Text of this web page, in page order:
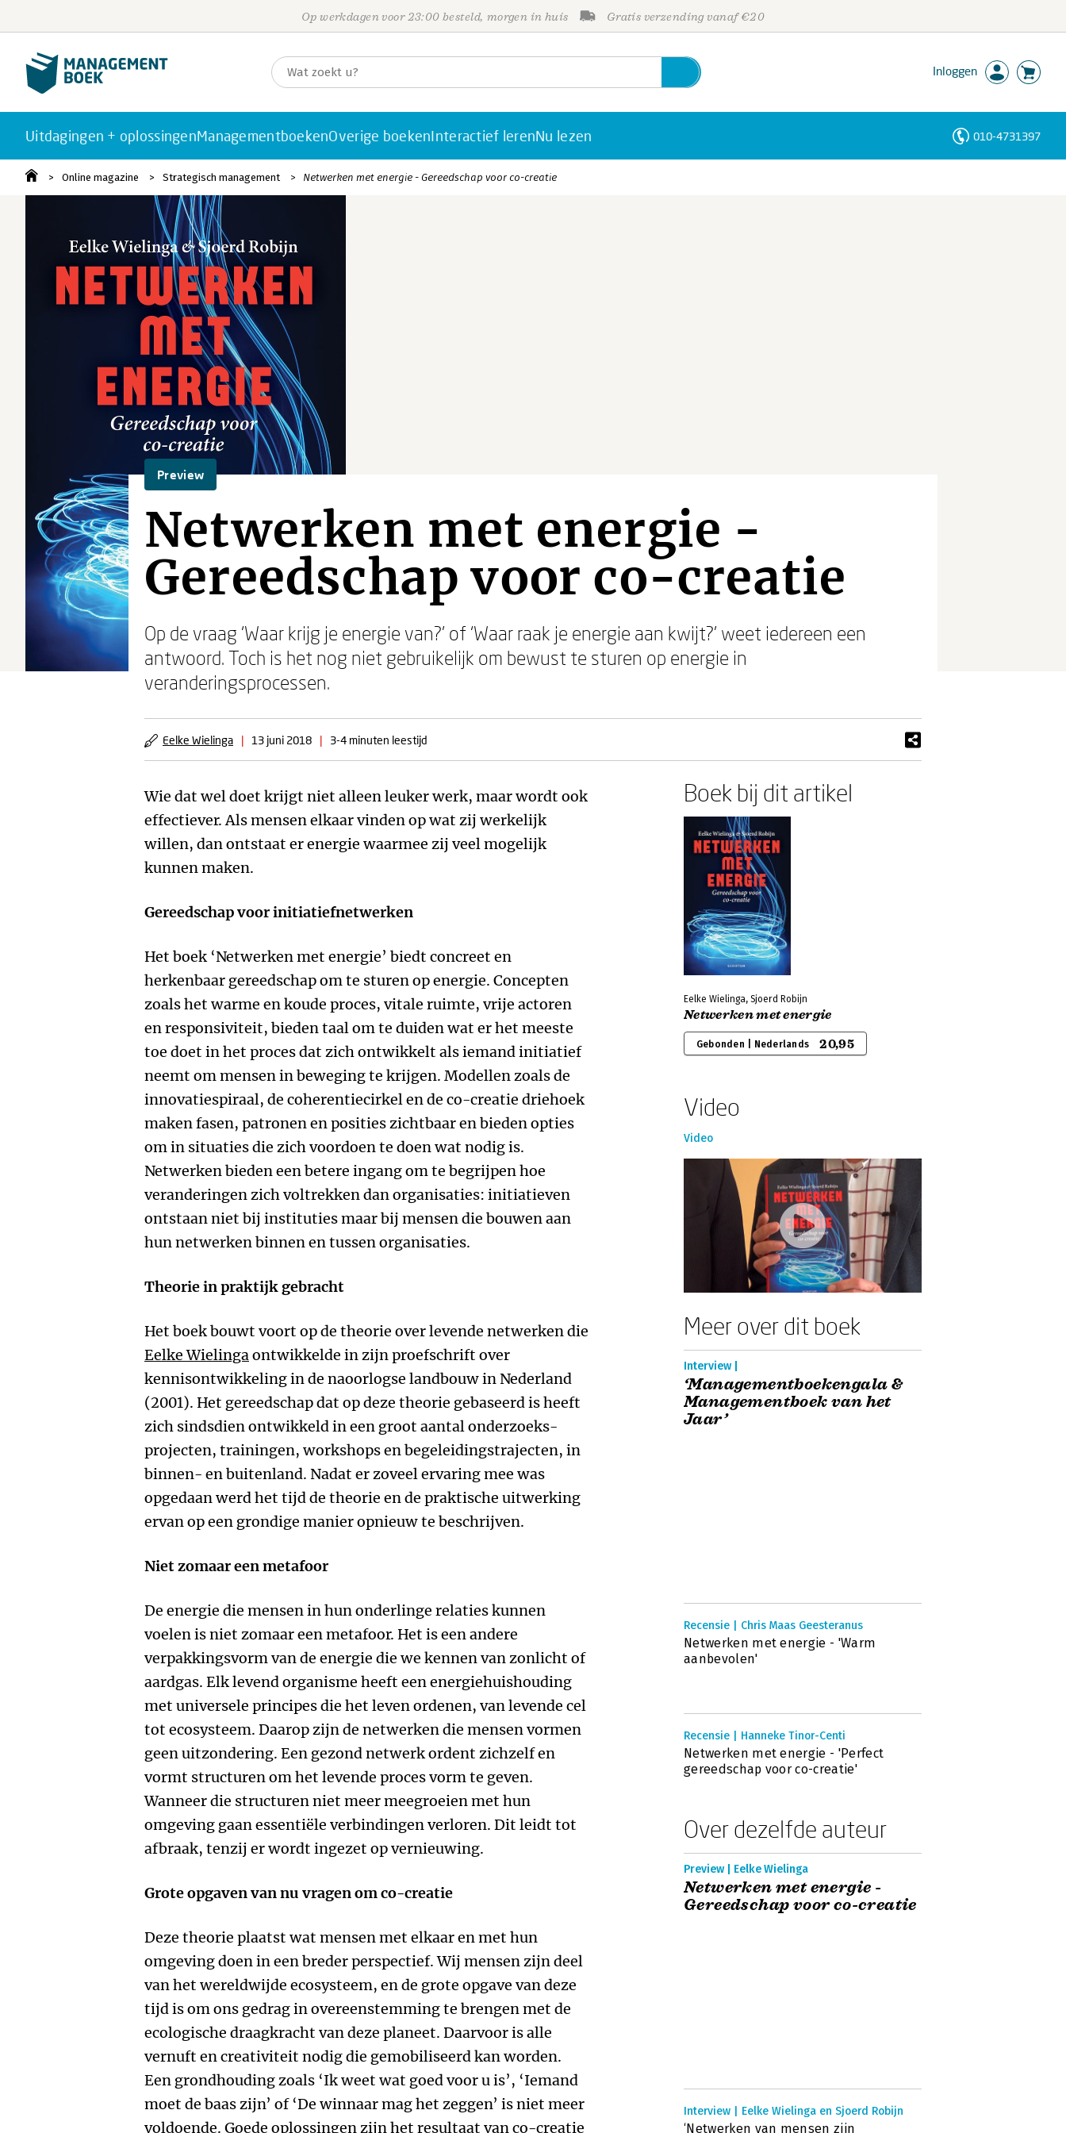
Op werkdagen voor 23:00 besteld, morgen in huis Gratis verzending vanaf €20
Inloggen
Uitdagingen + oplossingenManagementboekenOverige boekenInteractief lerenNu lezen 010-4731397
Online magazine Strategisch management Netwerken met energie - Gereedschap voor co-creatie
Preview
Netwerken met energie -
Gereedschap voor co-creatie
Op de vraag ‘Waar krijg je energie van?’ of ‘Waar raak je energie aan kwijt?’ weet iedereen een
antwoord. Toch is het nog niet gebruikelijk om bewust te sturen op energie in
veranderingsprocessen.
Eelke Wielinga | 13 juni 2018 | 3-4 minuten leestijd
Wie dat wel doet krijgt niet alleen leuker werk, maar wordt ook
effectiever. Als mensen elkaar vinden op wat zij werkelijk
willen, dan ontstaat er energie waarmee zij veel mogelijk
kunnen maken.
Gereedschap voor initiatiefnetwerken
Het boek ‘Netwerken met energie’ biedt concreet en
herkenbaar gereedschap om te sturen op energie. Concepten
zoals het warme en koude proces, vitale ruimte, vrije actoren
en responsiviteit, bieden taal om te duiden wat er het meeste
toe doet in het proces dat zich ontwikkelt als iemand initiatief
neemt om mensen in beweging te krijgen. Modellen zoals de
innovatiespiraal, de coherentiecirkel en de co-creatie driehoek
maken fasen, patronen en posities zichtbaar en bieden opties
om in situaties die zich voordoen te doen wat nodig is.
Netwerken bieden een betere ingang om te begrijpen hoe
veranderingen zich voltrekken dan organisaties: initiatieven
ontstaan niet bij instituties maar bij mensen die bouwen aan
hun netwerken binnen en tussen organisaties.
Theorie in praktijk gebracht
Het boek bouwt voort op de theorie over levende netwerken die
Eelke Wielingaontwikkelde in zijn proefschrift over
kennisontwikkeling in de naoorlogse landbouw in Nederland
(2001). Het gereedschap dat op deze theorie gebaseerd is heeft
zich sindsdien ontwikkeld in een groot aantal onderzoeks­
projecten, trainingen, workshops en begeleidingstrajecten, in
binnen- en buitenland. Nadat er zoveel ervaring mee was
opgedaan werd het tijd de theorie en de praktische uitwerking
ervan op een grondige manier opnieuw te beschrijven.
Niet zomaar een metafoor
De energie die mensen in hun onderlinge relaties kunnen
voelen is niet zomaar een metafoor. Het is een andere
verpakkingsvorm van de energie die we kennen van zonlicht of
aardgas. Elk levend organisme heeft een energiehuishouding
met universele principes die het leven ordenen, van levende cel
tot ecosysteem. Daarop zijn de netwerken die mensen vormen
geen uitzondering. Een gezond netwerk ordent zichzelf en
vormt structuren om het levende proces vorm te geven.
Wanneer die structuren niet meer meegroeien met hun
omgeving gaan essentiële verbindingen verloren. Dit leidt tot
afbraak, tenzij er wordt ingezet op vernieuwing.
Grote opgaven van nu vragen om co-creatie
Deze theorie plaatst wat mensen met elkaar en met hun
omgeving doen in een breder perspectief. Wij mensen zijn deel
van het wereldwijde ecosysteem, en de grote opgave van deze
tijd is om ons gedrag in overeenstemming te brengen met de
ecologische draagkracht van deze planeet. Daarvoor is alle
vernuft en creativiteit nodig die gemobiliseerd kan worden.
Een grondhouding zoals ‘Ik weet wat goed voor u is’, ‘Iemand
moet de baas zijn’ of ‘De winnaar mag het zeggen’ is niet meer
voldoende. Goede oplossingen zijn het resultaat van co-creatie
Boek bij dit artikel
Eelke Wielinga, Sjoerd Robijn
Netwerken met energie
Gebonden | Nederlands 20,95
Video
Video
Meer over dit boek
Interview |
‘Managementboekengala &
Managementboek van het
Jaar’
Recensie | Chris Maas Geesteranus
Netwerken met energie - 'Warm
aanbevolen'
Recensie | Hanneke Tinor-Centi
Netwerken met energie - 'Perfect
gereedschap voor co-creatie'
Over dezelfde auteur
Preview | Eelke Wielinga
Netwerken met energie -
Gereedschap voor co-creatie
Interview | Eelke Wielinga en Sjoerd Robijn
‘Netwerken van mensen zijn
Personen